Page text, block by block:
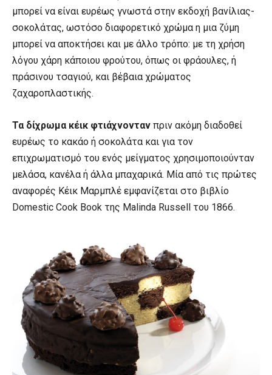
μπορεί να είναι ευρέως γνωστά στην εκδοχή βανίλιας-
σοκολάτας, ωστόσο διαφορετικό χρώμα η μια ζύμη
μπορεί να αποκτήσει και με άλλο τρόπο: με τη χρήση
λόγου χάρη κάποιου φρούτου, όπως οι φράουλες, ή
πράσινου τσαγιού, και βέβαια χρώματος
ζαχαροπλαστικής.
Τα δίχρωμα κέικ φτιάχνονταν πριν ακόμη διαδοθεί
ευρέως το κακάο ή σοκολάτα και για τον
επιχρωματισμό του ενός μείγματος χρησιμοποιούνταν
μελάσα, κανέλα ή άλλα μπαχαρικά. Μία από τις πρώτες
αναφορές Κέικ Μαρμπλέ εμφανίζεται στο βιβλίο
Domestic Cook Book της Malinda Russell του 1866.